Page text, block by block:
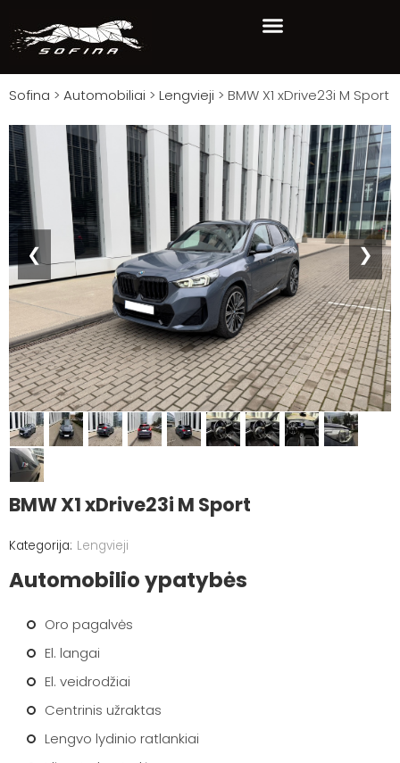
Sofina > Automobiliai > Lengvieji > BMW X1 xDrive23i M Sport
❮ ❯
BMW X1 xDrive23i M Sport
Lengvieji
Automobilio ypatybės
Oro pagalvės
El. langai
El. veidrodžiai
Centrinis užraktas
Lengvo lydinio ratlankiai